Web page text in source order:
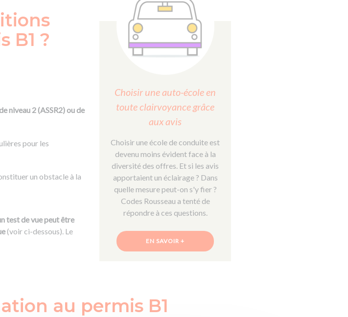
B1 ?
niveau 2 (ASSR2) ou de
pour les
un obstacle à la
test de vue peut être
(voir ci-dessous). Le
Choisir une auto-école en
toute clairvoyance grâce
aux avis
Choisir une école de conduite est
devenu moins évident face à la
diversité des offres. Et si les avis
apportaient un éclairage ? Dans
quelle mesure peut-on s'y fier ?
Codes Rousseau a tenté de
répondre à ces questions.
EN SAVOIR +
au permis B1